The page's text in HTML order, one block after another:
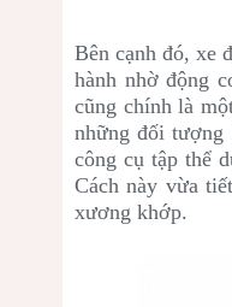
Bên cạnh đó, xe
hành nhờ động
cũng chính là
những đối
công cụ tập thể
Cách này vừa
xương khớp.